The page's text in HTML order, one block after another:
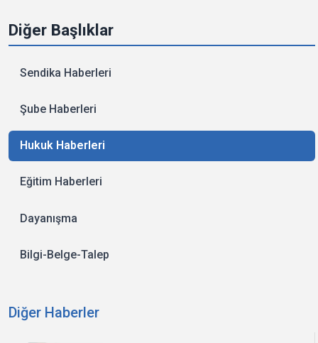
Diğer Başlıklar
Sendika Haberleri
Şube Haberleri
Hukuk Haberleri
Eğitim Haberleri
Dayanışma
Bilgi-Belge-Talep
Diğer Haberler